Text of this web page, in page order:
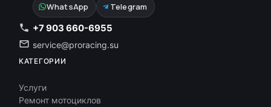
WhatsApp Telegram
+7 903 660-6955
service@proracing.su
КАТЕГОРИИ
Услуги
Ремонт мотоциклов